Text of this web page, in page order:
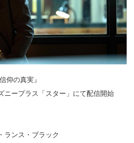
仰の真実』
ニープラス「スター」にて配信開始
ランス・ブラック